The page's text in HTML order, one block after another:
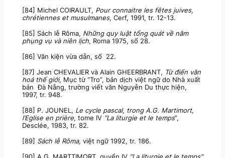
[84] Michel COIRAULT, Pour connaitre les fêtes juives,
chrétiennes et musulmanes, Cerf, 1991, tr. 12-13.
[85] Sách lễ Rôma, Những quy luật tổng quát về năm
phụng vụ và niên lịch, Roma 1975, số 28.
[86] Văn kiện vừa dẫn, số 22.
[87] Jean CHEVALIER và Alain GHEERBRANT, Từ điển văn
hoá thế giới, Mục từ “Tro”, bản dịch việt ngữ do Nhà xuất
bản Đà Nẵng, trường viết văn Nguyễn Du thực hiện,
1997, tr. 948.
[88] P. JOUNEL, Le cycle pascal, trong A.G. Martimort,
l’Eglise en prière, tome IV “La liturgie et le temps”,
Desclée, 1983, tr. 82.
[89] Sách lễ Rôma, việt ngữ 1992, tr. 186.
[90] A.G. MARTTIMORT, quyển IV “La liturgie et le temps”